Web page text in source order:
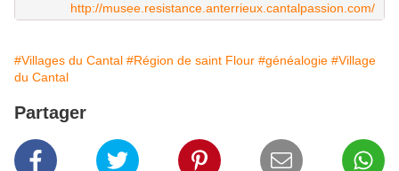
http://musee.resistance.anterrieux.cantalpassion.com/
#Villages du Cantal #Région de saint Flour #généalogie #Village
du Cantal
Partager